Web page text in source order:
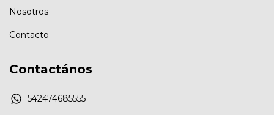
Nosotros
Contacto
Contactános
542474685555